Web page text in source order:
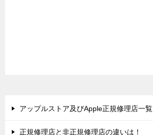
アップルストア及びApple正規修理店一覧
正規修理店と非正規修理店の違いは！